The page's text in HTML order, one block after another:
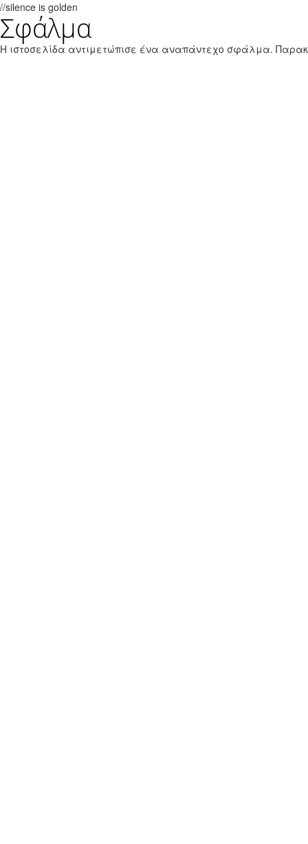
//silence is golden
Παράκαμψη προς το κυρίως περιεχόμενο
Εθνικό Θαλάσσιο Πάρκο Ζακύνθου
Σφάλμα
Η ιστοσελίδα αντιμετώπισε ένα αναπάντεχο σφάλμα.